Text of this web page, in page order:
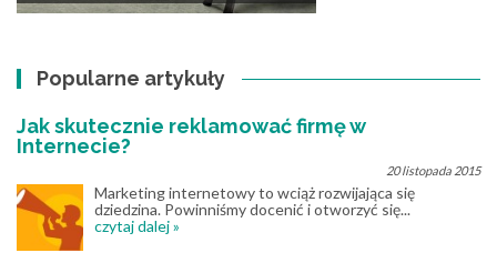
Popularne artykuły
Jak skutecznie reklamować firmę w
Internecie?
20 listopada 2015
Marketing internetowy to wciąż rozwijająca się
dziedzina. Powinniśmy docenić i otworzyć się...
czytaj dalej »